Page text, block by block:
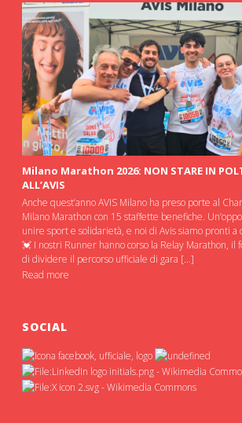
Milano Marathon 2026: NON STARE IN
ALL’AVIS
Anche quest’anno AVIS Milano ha preso porte al
Milano Marathon con 15 staffette benefiche.
unire sport e solidarietà, e noi di Avis siamo pronti a
💓 I nostri Runner hanno corso la Relay Marathon,
di dividere il percorso ufficiale di gara […]
Read more
SOCIAL